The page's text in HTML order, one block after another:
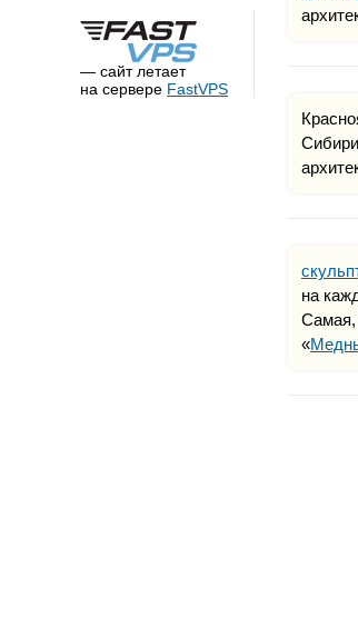
— сайт летает
на сервере FastVPS
на
Самая,
«